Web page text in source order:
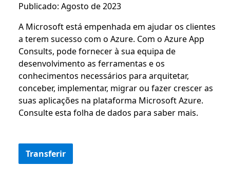
Publicado: Agosto de 2023
A Microsoft está empenhada em ajudar os clientes
a terem sucesso com o Azure. Com o Azure App
Consults, pode fornecer à sua equipa de
desenvolvimento as ferramentas e os
conhecimentos necessários para arquitetar,
conceber, implementar, migrar ou fazer crescer as
suas aplicações na plataforma Microsoft Azure.
Consulte esta folha de dados para saber mais.
Transferir